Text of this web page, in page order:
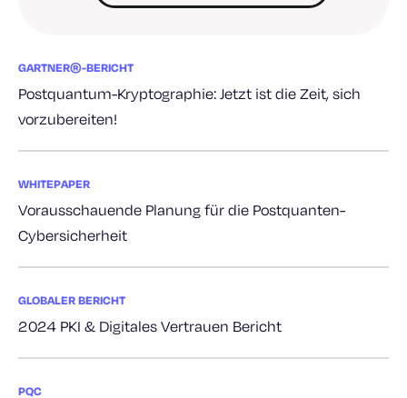
GARTNER®-BERICHT
Postquantum-Kryptographie: Jetzt ist die Zeit, sich
vorzubereiten!
WHITEPAPER
Vorausschauende Planung für die Postquanten-
Cybersicherheit
GLOBALER BERICHT
2024 PKI & Digitales Vertrauen Bericht
PQC